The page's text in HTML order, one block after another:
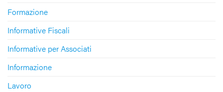
Formazione
Informative Fiscali
Informative per Associati
Informazione
Lavoro